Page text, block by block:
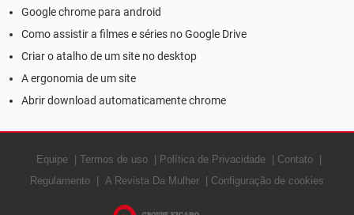
Google chrome para android
Como assistir a filmes e séries no Google Drive
Criar o atalho de um site no desktop
A ergonomia de um site
Abrir download automaticamente chrome
Equipe Termos de uso Política de Privacidade
Contato
Regulamento
A Revista Da Mulher Configuração de cookies